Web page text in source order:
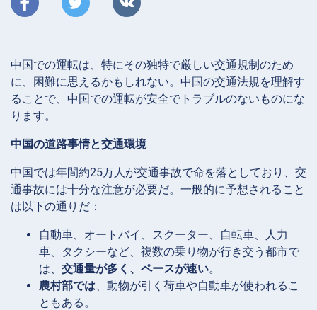
中国での運転は、特にその独特で厳しい交通規制のため
に、困難に思えるかもしれない。中国の交通法規を理解す
ることで、中国での運転が安全でトラブルのないものにな
ります。
中国の道路事情と交通環境
中国では年間約25万人が交通事故で命を落としており、交
通事故には十分な注意が必要だ。一般的に予想されること
は以下の通りだ：
自動車、オートバイ、スクーター、自転車、人力
車、タクシーなど、複数の乗り物が行き交う都市で
は、 交通量が多く、ペースが速い。
農村部では 、動物が引く荷車や自動車が使われるこ
ともある。